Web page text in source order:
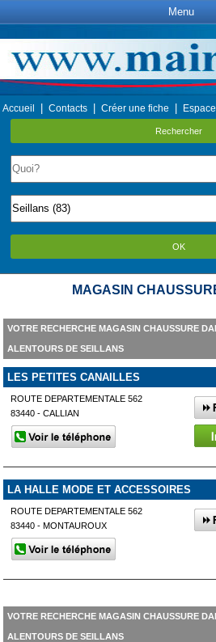
Menu
Accueil Contacts Créer une fiche
Rechercher
OK
MAGASIN
VOTRE RECHERCHE MAGASIN CHAUSSURE
ALENTOURS DE SEILLANS
LES PETITES CANAILLES
ROUTE DEPARTEMENTALE 562
83440 - CALLIAN
LA HALLE MODE ET ACCESSOIRES
ROUTE DEPARTEMENTALE 562
83440 - MONTAUROUX
VOTRE RECHERCHE MAGASIN CHAUSSURE
ALENTOURS DE SEILLANS